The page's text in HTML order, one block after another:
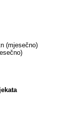
(mjesečno)